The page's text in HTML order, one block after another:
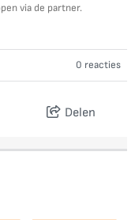
via de partner.
0 reacties
Delen